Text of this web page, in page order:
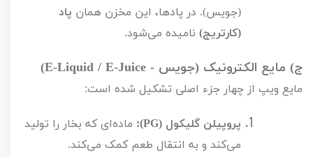
(جویس). در پادها، این مخزن همان پاد
(کارتریج) نامیده می‌شود.
ج) مایع الکترونیک (جویس - E-Liquid / E-Juice
)
مایع ویپ از چهار جزء اصلی تشکیل شده است:
پروپیلن گلیکول (PG
): ماده‌ای که بخار را تولید
می‌کند و به انتقال طعم کمک می‌کند.